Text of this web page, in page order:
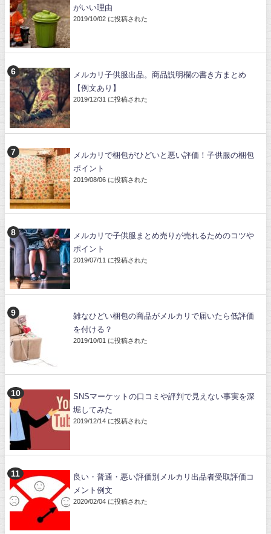
がいい理由
2019/10/02 に投稿された
メルカリ子供服出品。商品説明欄の書き方まとめ
【例文あり】
2019/12/31 に投稿された
メルカリで梱包がひどいと悪い評価！子供服の梱包
ポイント
2019/08/06 に投稿された
メルカリで子供服まとめ売りが売れるためのコツや
ポイント
2019/07/11 に投稿された
雑なひどい梱包の商品がメルカリで届いたら低評価
を付ける？
2019/10/01 に投稿された
SNSマーケットの口コミや評判で見えない事実を深
堀してみた
2019/12/14 に投稿された
良い・普通・悪い評価別メルカリ出品者受取評価コ
メント例文
2020/02/04 に投稿された